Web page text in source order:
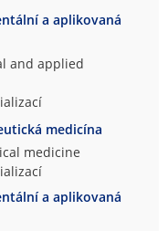
a aplikovaná
and applied
medicína
medicine
a aplikovaná